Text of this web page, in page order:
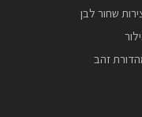
שחור לבן
זהב